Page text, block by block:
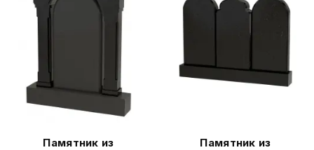
Памятник из
Памятник из